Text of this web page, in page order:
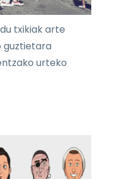
txikiak arte
guztietara
urteko